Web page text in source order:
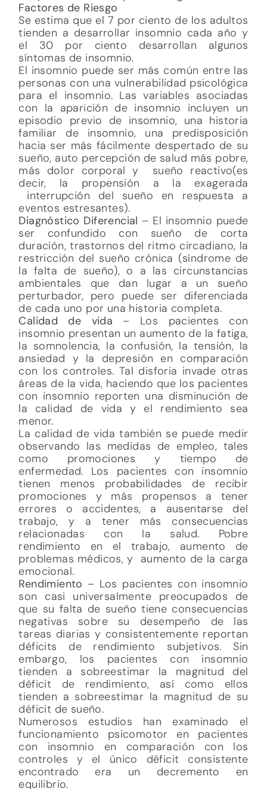
Factores de Riesgo
Se estima que el 7 por ciento de los adultos
tienden a desarrollar insomnio cada año y
el 30 por ciento desarrollan algunos
síntomas de insomnio.
El insomnio puede ser más común entre las
personas con una vulnerabilidad psicológica
para el insomnio. Las variables asociadas
con la aparición de insomnio incluyen un
episodio previo de insomnio, una historia
familiar de insomnio, una predisposición
hacia ser más fácilmente despertado de su
sueño, auto percepción de salud más pobre,
más dolor corporal y sueño reactivo(es
decir, la propensión a la exagerada
interrupción del sueño en respuesta a
eventos estresantes).
Diagnóstico Diferencial – El insomnio puede
ser confundido con sueño de corta
duración, trastornos del ritmo circadiano, la
restricción del sueño crónica (síndrome de
la falta de sueño), o a las circunstancias
ambientales que dan lugar a un sueño
perturbador, pero puede ser diferenciada
de cada uno por una historia completa.
Calidad de vida – Los pacientes con
insomnio presentan un aumento de la fatiga,
la somnolencia, la confusión, la tensión, la
ansiedad y la depresión en comparación
con los controles. Tal disforia invade otras
áreas de la vida, haciendo que los pacientes
con insomnio reporten una disminución de
la calidad de vida y el rendimiento sea
menor.
La calidad de vida también se puede medir
observando las medidas de empleo, tales
como promociones y tiempo de
enfermedad. Los pacientes con insomnio
tienen menos probabilidades de recibir
promociones y más propensos a tener
errores o accidentes, a ausentarse del
trabajo, y a tener más consecuencias
relacionadas con la salud. Pobre
rendimiento en el trabajo, aumento de
problemas médicos, y aumento de la carga
emocional.
Rendimiento – Los pacientes con insomnio
son casi universalmente preocupados de
que su falta de sueño tiene consecuencias
negativas sobre su desempeño de las
tareas diarias y consistentemente reportan
déficits de rendimiento subjetivos. Sin
embargo, los pacientes con insomnio
tienden a sobreestimar la magnitud del
déficit de rendimiento, así como ellos
tienden a sobreestimar la magnitud de su
déficit de sueño.
Numerosos estudios han examinado el
funcionamiento psicomotor en pacientes
con insomnio en comparación con los
controles y el único déficit consistente
encontrado era un decremento en
equilibrio.